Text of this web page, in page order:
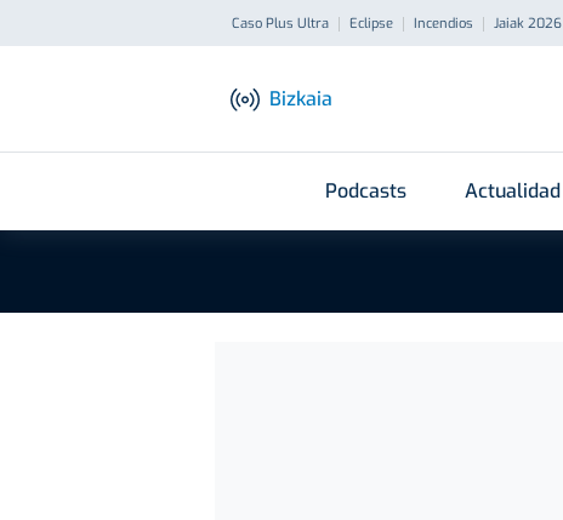
Caso Plus Ultra Eclipse Incendios Jaiak 2026
Bizkaia
Podcasts Actualidad